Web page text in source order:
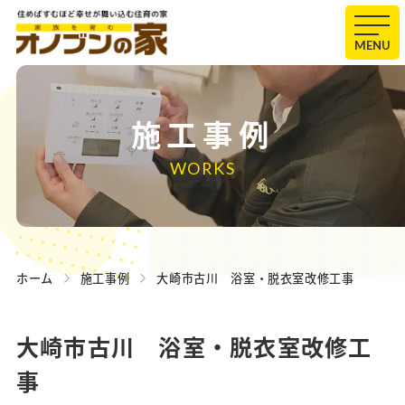
MENU
施工事例
WORKS
ホーム 施工事例 大崎市古川 浴室・脱衣室改修工事
大崎市古川 浴室・脱衣室改修工
事